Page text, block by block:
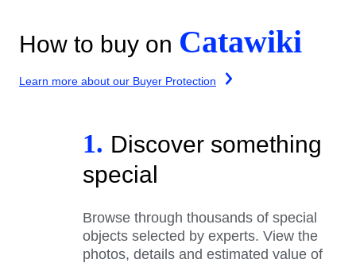
How to buy on Catawiki
Learn more about our Buyer Protection
1. Discover something
special
Browse through thousands of special
objects selected by experts. View the
photos, details and estimated value of